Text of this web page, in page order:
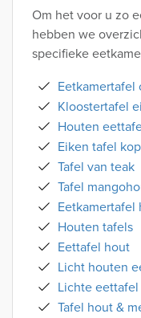
Om het voor u zo
hebben we
specifieke
Eetkamertafel
Kloostertafel
Houten
Eiken tafel
Tafel van teak
Tafel
Eetkamertafel
Houten tafels
Eettafel hout
Licht houten
Lichte eettafel
Tafel hout &